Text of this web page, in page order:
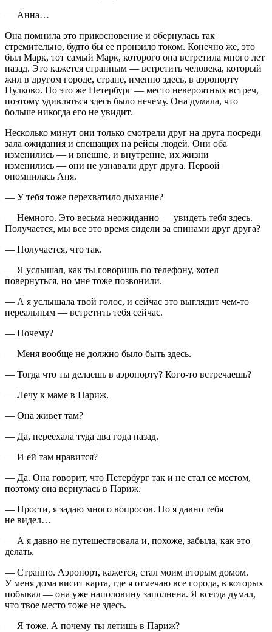
— Анна…
Она помнила это прикосновение и обернулась так
стремительно, будто бы ее пронзило током. Конечно же, это
был Марк, тот самый Марк, которого она встретила много лет
назад. Это кажется странным — встретить человека, который
жил в другом городе, стране, именно здесь, в аэропорту
Пулково. Но это же Петербург — место невероятных встреч,
поэтому удивляться здесь было нечему. Она думала, что
больше никогда его не увидит.
Несколько минут они только смотрели друг на друга посреди
зала ожидания и спешащих на рейсы людей. Они оба
изменились — и внешне, и внутренне, их жизни
изменились — они не узнавали друг друга. Первой
опомнилась Аня.
— У тебя тоже перехватило дыхание?
— Немного. Это весьма неожиданно — увидеть тебя здесь.
Получается, мы все это время сидели за спинами друг друга?
— Получается, что так.
— Я услышал, как ты говоришь по телефону, хотел
повернуться, но мне тоже позвонили.
— А я услышала твой голос, и сейчас это выглядит чем-то
нереальным — встретить тебя сейчас.
— Почему?
— Меня вообще не должно было быть здесь.
— Тогда что ты делаешь в аэропорту? Кого-то встречаешь?
— Лечу к маме в Париж.
— Она живет там?
— Да, переехала туда два года назад.
— И ей там нравится?
— Да. Она говорит, что Петербург так и не стал ее местом,
поэтому она вернулась в Париж.
— Прости, я задаю много вопросов. Но я давно тебя
не видел…
— А я давно не путешествовала и, похоже, забыла, как это
делать.
— Странно. Аэропорт, кажется, стал моим вторым домом.
У меня дома висит карта, где я отмечаю все города, в которых
побывал — она уже наполовину заполнена. Я всегда думал,
что твое место тоже не здесь.
— Я тоже. А почему ты летишь в Париж?